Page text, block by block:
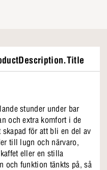
stunder under bar
och extra komfort i de
för att bli en del av
till lugn och närvaro,
eller en stilla
och funktion tänkts på, så